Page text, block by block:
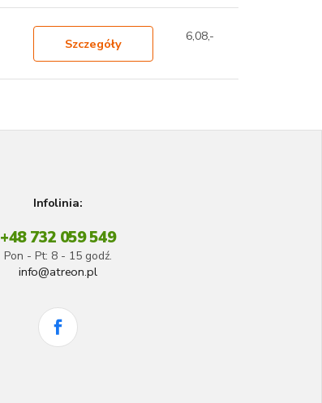
Szczegóły 6,08,-
Infolinia:
+48 732 059 549
Pon - Pt: 8 - 15 godź.
info@atreon.pl